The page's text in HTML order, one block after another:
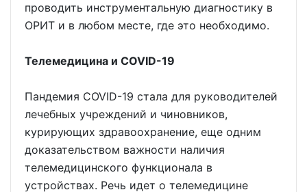
проводить инструментальную диагностику в
ОРИТ и в любом месте, где это необходимо.
Телемедицина и COVID-19
Пандемия COVID-19 стала для руководителей
лечебных учреждений и чиновников,
курирующих здравоохранение, еще одним
доказательством важности наличия
телемедицинского функционала в
устройствах. Речь идет о телемедицине